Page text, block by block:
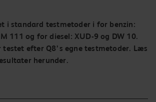
i standard testmetoder i for benzin:
111 og for diesel: XUD-9 og DW 10.
testet efter Q8’s egne testmetoder. Læs
herunder.